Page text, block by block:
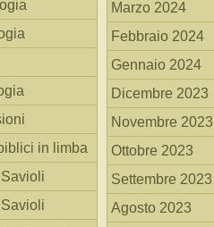
in limba
Marzo 2024
Febbraio 2024
Gennaio 2024
Dicembre 2023
Novembre 2023
Ottobre 2023
Settembre 2023
Agosto 2023